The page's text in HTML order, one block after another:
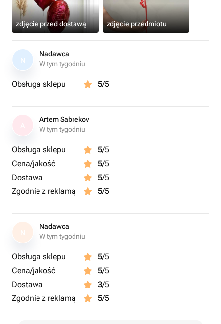
zdjęcie przed dostawą zdjęcie przedmiotu
N
Nadawca
W tym tygodniu
Obsługa sklepu 5/5
Artem Sabrekov
W tym tygodniu
Obsługa sklepu 5/5
Cena/jakość
5/5
Dostawa
5/5
Zgodnie z reklamą
5/5
N
Nadawca
W tym tygodniu
Obsługa sklepu 5/5
Cena/jakość
5/5
Dostawa
3/5
Zgodnie z reklamą
5/5